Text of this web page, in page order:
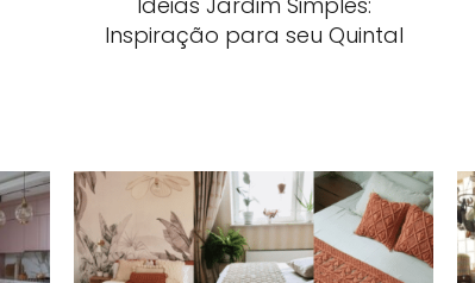
Inspiração para seu Quintal